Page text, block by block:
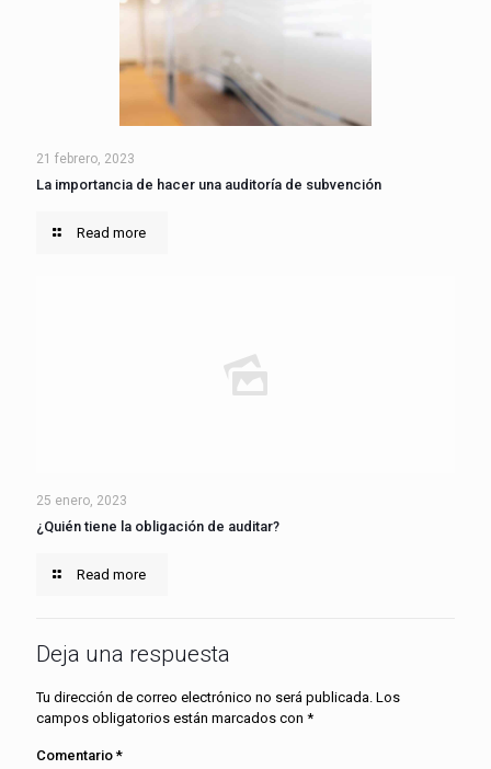
21 febrero, 2023
La importancia de hacer una auditoría de subvención
Read more
25 enero, 2023
¿Quién tiene la obligación de auditar?
Read more
Deja una respuesta
Tu dirección de correo electrónico no será publicada. Los
campos obligatorios están marcados con *
Comentario *